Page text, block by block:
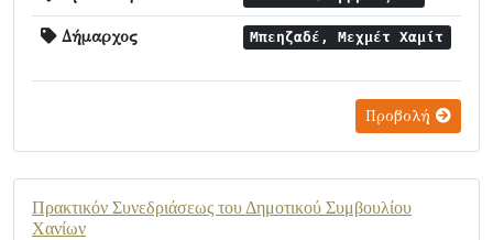
Δήμαρχος Μπεηζαδέ, Μεχμέτ Χαμίτ
Προβολή
Πρακτικόν Συνεδριάσεως του Δημοτικού Συμβουλίου
Χανίων